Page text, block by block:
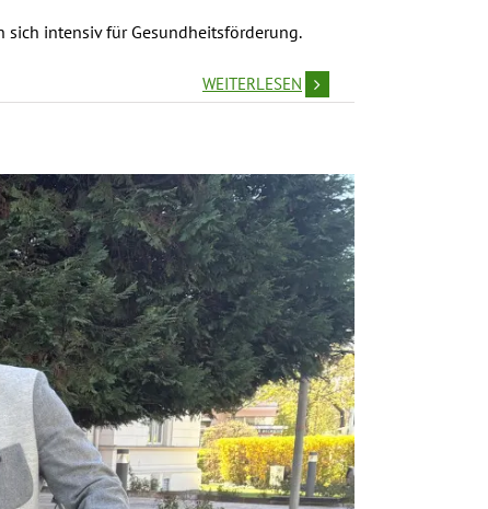
sich intensiv für Gesundheitsförderung.
WEITERLESEN